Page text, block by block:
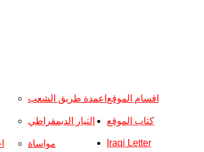
اقسام الموقع اعمدة طريق الشعب
التيار الديمقراطي
مواساة
كتاب الموقع
Iraqi Letter